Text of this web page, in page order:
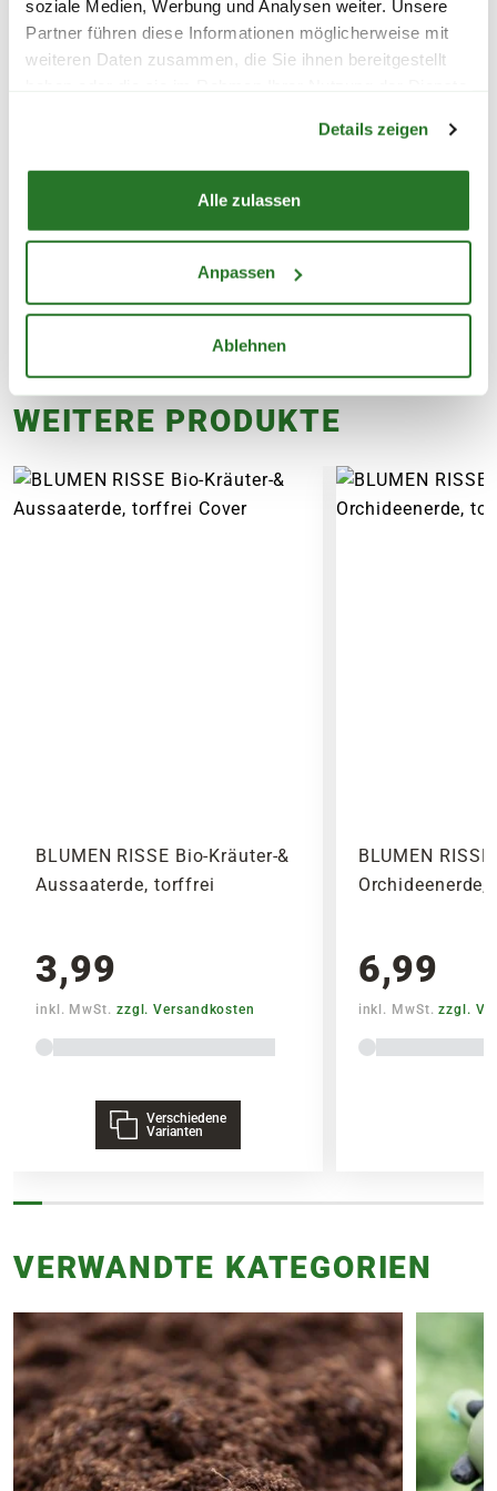
soziale Medien, Werbung und Analysen weiter. Unsere
Partner führen diese Informationen möglicherweise mit
weiteren Daten zusammen, die Sie ihnen bereitgestellt
Details zeigen
Alle zulassen
Anpassen
Ablehnen
FLORAGARD Anzuchterde
'Professional LightMix', 1x20
L
BLUMEN
Aussaaterde,
3,99
WEITERE PRODUKTE
BLUMEN RISSE Bio-Kräuter-&
Aussaaterde, torffrei
3,99
inkl. MwSt. zzgl. Versandkosten
Verschiedene
Varianten
BLUMEN
6,99
inkl. MwSt.zzgl.
VERWANDTE KATEGORIEN